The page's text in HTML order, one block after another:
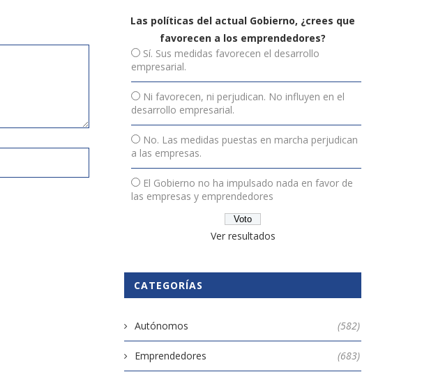
Las políticas del actual Gobierno, ¿crees que
favorecen a los emprendedores?
Sí. Sus medidas favorecen el desarrollo
empresarial.
Ni favorecen, ni perjudican. No influyen en el
desarrollo empresarial.
No. Las medidas puestas en marcha perjudican
a las empresas.
El Gobierno no ha impulsado nada en favor de
las empresas y emprendedores
Ver resultados
CATEGORÍAS
Autónomos (582)
Emprendedores (683)